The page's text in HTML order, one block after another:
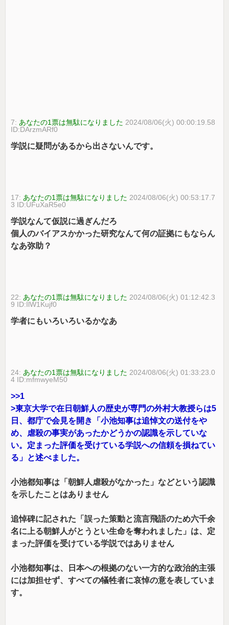
7: あなたの1票は無駄になりました 2024/08/06(火) 00:00:19.58
ID:DArzmARf0
学説に疑問があるから出さないんです。
17: あなたの1票は無駄になりました 2024/08/06(火) 00:53:17.7
3 ID:UFuXaR5e0
学説なんて仮説に過ぎんだろ
個人のバイアスかかった研究なんて何の証拠にもならん
なあ弥助？
22: あなたの1票は無駄になりました 2024/08/06(火) 01:12:42.3
9 ID:IlW1Kujf0
学者にもいろいろいるかなあ
24: あなたの1票は無駄になりました 2024/08/06(火) 01:33:23.0
4 ID:mfmwyeM50
>>1
>東京大学で在日朝鮮人の歴史が専門の外村大教授らは5
日、都庁で会見を開き「小池知事は追悼文の送付をや
め、虐殺の事実があったかどうかの認識を示していな
い。定まった評価を受けている学説への信頼を損ねてい
る」と述べました。
小池都知事は「朝鮮人虐殺がなかった」などという認識
を示したことはありません
追悼碑に記された「誤った策動と流言飛語のため六千余
名に上る朝鮮人がとうとい生命を奪われました」は、定
まった評価を受けている学説ではありません
小池都知事は、日本への根拠のない一方的な政治的主張
には加担せず、すべての犠牲者に哀悼の意を表していま
す。